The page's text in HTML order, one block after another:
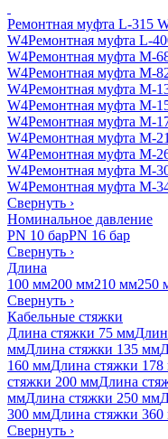
Ремонтная муфта L-315
W4Ремонтная муфта L-
W4Ремонтная муфта M-
W4Ремонтная муфта M-
W4Ремонтная муфта M-
W4Ремонтная муфта M-
W4Ремонтная муфта M-
W4Ремонтная муфта M-
W4Ремонтная муфта M-
W4Ремонтная муфта M-
W4Ремонтная муфта M-
Свернуть ›
Номинальное давление
PN 10 барPN 16 бар
Свернуть ›
Длина
100 мм200 мм210 мм250
Свернуть ›
Кабельные стяжки
Длина стяжки 75 мм
ммДлина стяжки 135 мм
160 ммДлина стяжки
стяжки 200 ммДлина
ммДлина стяжки 250 мм
300 ммДлина стяжки
Свернуть ›